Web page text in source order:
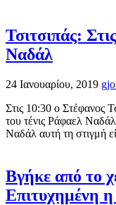
Τσιτσιπάς:
Ναδάλ
24 Ιανουαρίου, 2019
Στις 10:30 ο Στέφανος
του τένις Ράφαελ
Ναδάλ αυτή τη στιγμή
Βγήκε από το
Επιτυχημένη